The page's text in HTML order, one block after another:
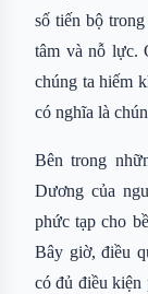
số tiến bộ
tâm và nỗ lực.
chúng ta hiếm
có nghĩa là
Bên trong
Dương của
phức tạp cho
Bây giờ, điều
có đủ điều kiện